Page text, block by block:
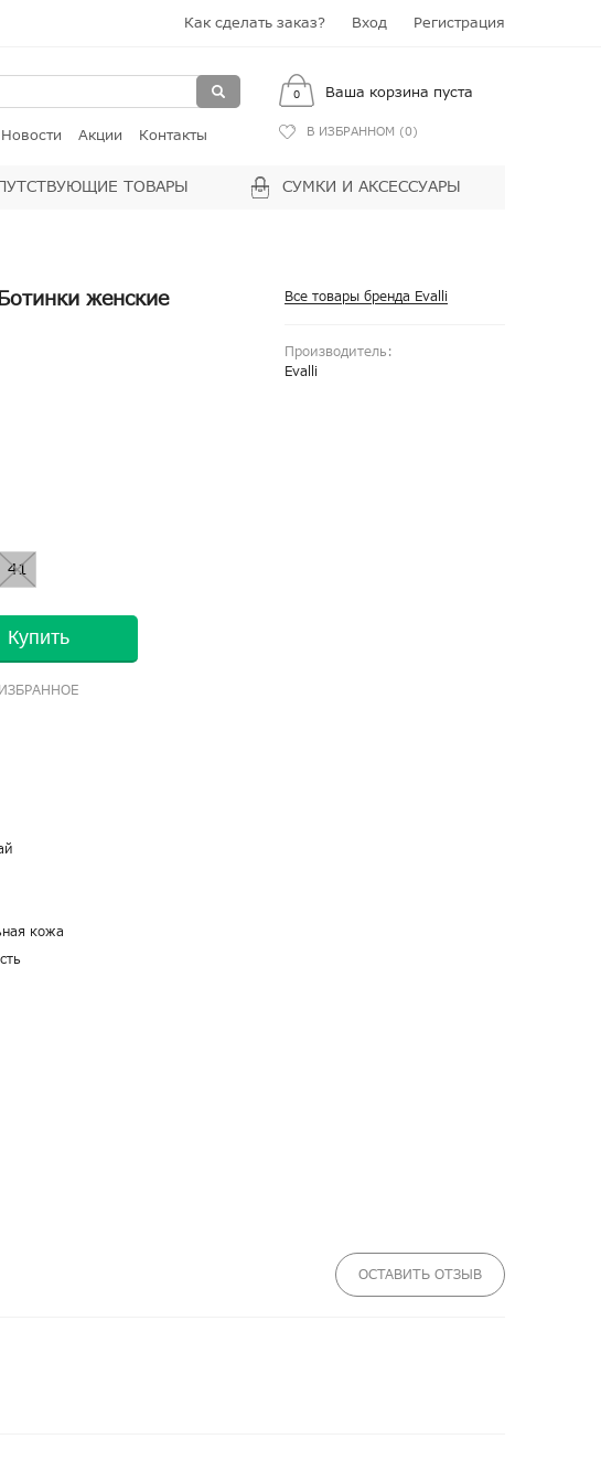
Как сделать заказ? Вход Регистрация
Новости Акции Контакты
0 Ваша корзина пуста
В ИЗБРАННОМ (0)
ТОВАРЫ СУМКИ И АКСЕССУАРЫ
Все товары бренда Evalli
Производитель:
Evalli
женские
41
Купить
кожа
ОСТАВИТЬ ОТЗЫВ